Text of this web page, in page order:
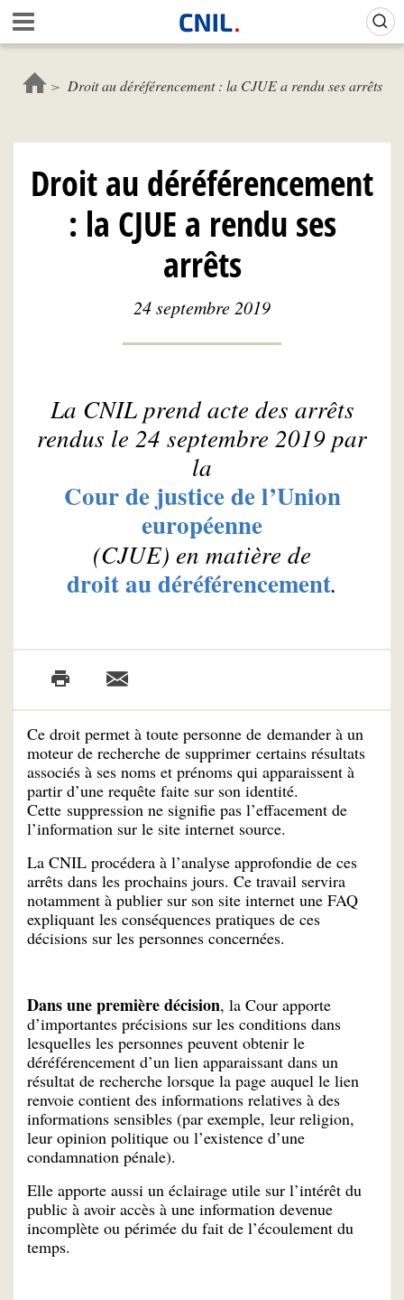
Aller
au
contenu
principal
c
u
l
C
N
L
Droit au déréférencement : la CJUE a rendu ses arrêts
Droit au déréférencement
: la CJUE a rendu ses
arrêts
24 septembre 2019
La CNIL prend acte des arrêts
rendus le 24 septembre 2019 par
la
Cour de justice de l’Union
européenne
(CJUE) en matière de
droit au déréférencement.
Ce droit permet à toute personne de demander à un
moteur de recherche de supprimer certains résultats
associés à ses noms et prénoms qui apparaissent à
partir d’une requête faite sur son identité.
Cette suppression ne signifie pas l’effacement de
l’information sur le site internet source.
La CNIL procédera à l’analyse approfondie de ces
arrêts dans les prochains jours. Ce travail servira
notamment à publier sur son site internet une FAQ
expliquant les conséquences pratiques de ces
décisions sur les personnes concernées.
Dans une première décision, la Cour apporte
d’importantes précisions sur les conditions dans
lesquelles les personnes peuvent obtenir le
déréférencement d’un lien apparaissant dans un
résultat de recherche lorsque la page auquel le lien
renvoie contient des informations relatives à des
informations sensibles (par exemple, leur religion,
leur opinion politique ou l’existence d’une
condamnation pénale).
Elle apporte aussi un éclairage utile sur l’intérêt du
public à avoir accès à une information devenue
incomplète ou périmée du fait de l’écoulement du
temps.
Gestion de vos préférences sur les cookies (témoins de connexion)